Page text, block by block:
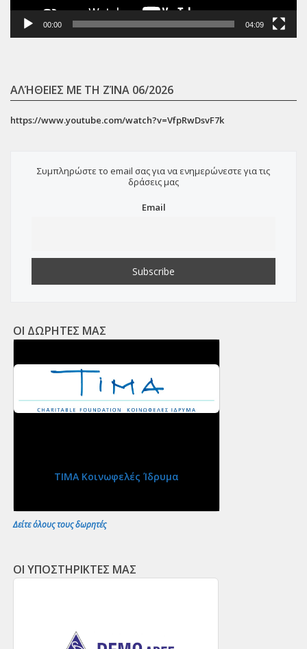
00:00 04:09
ΑΛΉΘΕΙΕΣ ΜΕ ΤΗ ΖΊΝΑ 06/2026
https://www.youtube.com/watch?v=VfpRwDsvF7k
Συμπληρώστε το email σας για να ενημερώνεστε για τις
δράσεις μας
Email
ΟΙ ΔΩΡΗΤΕΣ ΜΑΣ
ΤΙΜΑ Κοινωφελές Ίδρυμα
Δείτε όλους τους δωρητές
ΟΙ ΥΠΟΣΤΗΡΙΚΤΕΣ ΜΑΣ